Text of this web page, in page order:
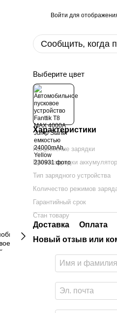
Войти для
Сообщить, когда
Выберите цвет
Характеристики
Напряжение зарядки
Время зарядки
Тип зарядного устройства
Количество режимов
Гарантийный срок
Стан товару
Доставка Оплата
Новый отзыв или